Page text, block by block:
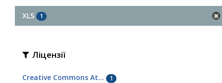
XLS 1
Ліцензії
Creative Commons At... 1